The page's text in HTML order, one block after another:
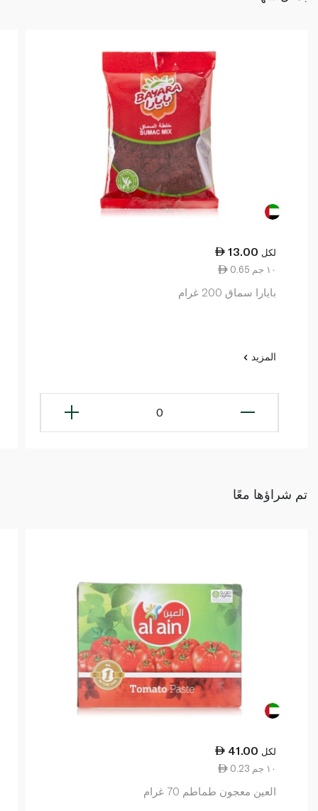
13.00 لكل
0.65 ١٠ جم
بايارا سماق 200 غرام
المزيد
0
تم شراؤها معًا
41.00 لكل
0.23 ١٠ جم
العين معجون طماطم 70 غرام